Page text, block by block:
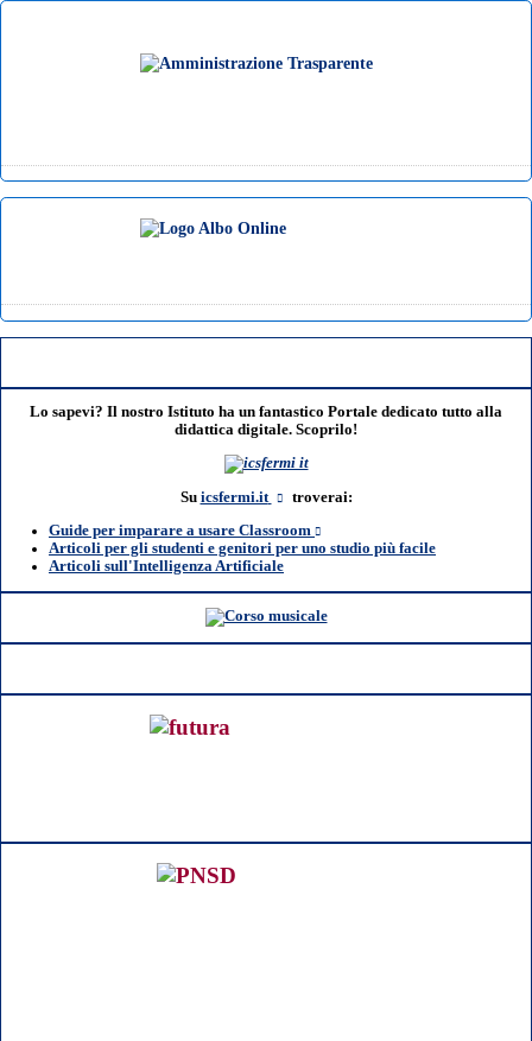
Lo sapevi? Il nostro Istituto ha un fantastico Portale dedicato tutto alla
didattica digitale. Scoprilo!
Su icsfermi.it
troverai:
Guide per imparare a usare Classroom
Articoli per gli studenti e genitori per uno studio più facile
Articoli sull'Intelligenza Artificiale